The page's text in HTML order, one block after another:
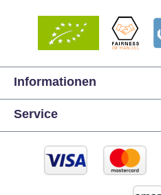
Informationen
Service